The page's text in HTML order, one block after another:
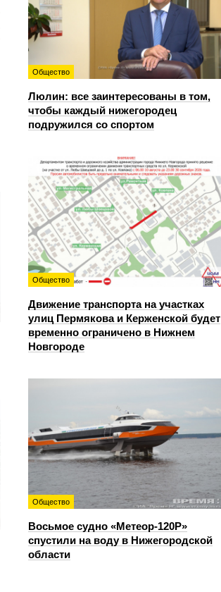
Общество
Люлин: все заинтересованы в том,
чтобы каждый нижегородец
подружился со спортом
Общество
Движение транспорта на участках
улиц Пермякова и Керженской будет
временно ограничено в Нижнем
Новгороде
Общество
Восьмое судно «Метеор-120Р»
спустили на воду в Нижегородской
области